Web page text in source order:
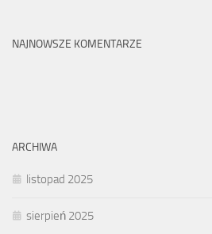
NAJNOWSZE KOMENTARZE
ARCHIWA
listopad 2025
sierpień 2025